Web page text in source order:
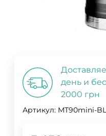
день и
2000 грн
Артикул: MT90mini-